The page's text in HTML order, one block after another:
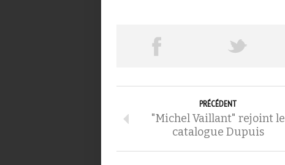
PRÉCÉDENT
"Michel Vaillant" rejoint le
catalogue Dupuis